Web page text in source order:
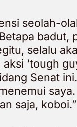
seolah-
badut,
selalu
‘tough
Senat
saja, koboi.”